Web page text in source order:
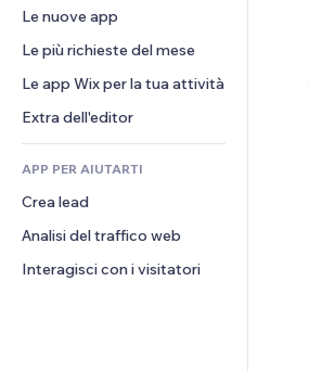
PDF
Condivisione file
Effetti immagine
Tasti e menu
Banner e badge
Calcolatrici
Cerca
Meteo
Grafici e tabelle
Chat
Commenti
Telefono
Community
Recensioni e testimonial
CRM
Le nuove app
Le più richieste del mese
Le app Wix per la tua attività
Extra dell'editor
APP PER AIUTARTI
Crea lead
Analisi del traffico web
Interagisci con i visitatori